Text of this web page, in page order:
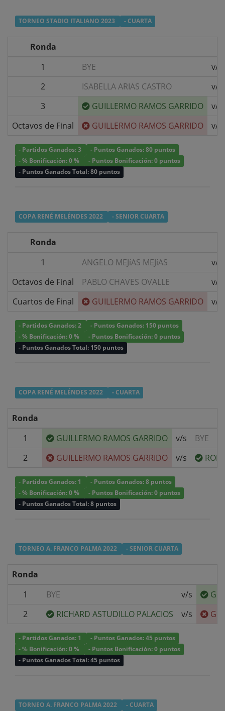
TORNEO STADIO ITALIANO 2023 - CUARTA
Ronda
1
BYE
v/s
2
ISABELLA ARIAS CASTRO
v/s
3
GUILLERMO RAMOS GARRIDO
v/s
Octavos de Final
GUILLERMO RAMOS GARRIDO v/s
- Partidos Ganados: 3
- Puntos Ganados: 80 puntos
- % Bonificación: 0 %
- Puntos Bonificación: 0 puntos
- Puntos Ganados Total: 80 puntos
COPA RENÉ MELÉNDES 2022 - SENIOR CUARTA
Ronda
1
ANGELO MEJíAS MEJíAS
v/s
Octavos de Final
PABLO CHAVES OVALLE
v/s
Cuartos de Final
GUILLERMO RAMOS GARRIDO v/s
- Partidos Ganados: 2
- Puntos Ganados: 150 puntos
- % Bonificación: 0 %
- Puntos Bonificación: 0 puntos
- Puntos Ganados Total: 150 puntos
COPA RENÉ MELÉNDES 2022 - CUARTA
Ronda
1
GUILLERMO RAMOS GARRIDO v/s
BYE
2
GUILLERMO RAMOS GARRIDO v/s
- Partidos Ganados: 1
- Puntos Ganados: 8 puntos
- % Bonificación: 0 %
- Puntos Bonificación: 0 puntos
- Puntos Ganados Total: 8 puntos
TORNEO A. FRANCO PALMA 2022 - SENIOR CUARTA
Ronda
1
BYE v/s
2
RICHARD ASTUDILLO PALACIOS v/s
- Partidos Ganados: 1
- Puntos Ganados: 45 puntos
- % Bonificación: 0 %
- Puntos Bonificación: 0 puntos
- Puntos Ganados Total: 45 puntos
TORNEO A. FRANCO PALMA 2022 - CUARTA